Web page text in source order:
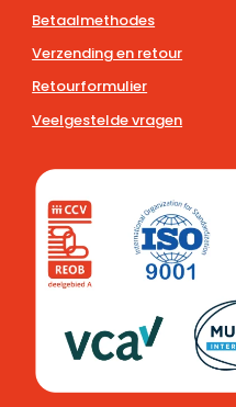
Betaalmethodes
Verzending en retour
Retourformulier
Veelgestelde vragen